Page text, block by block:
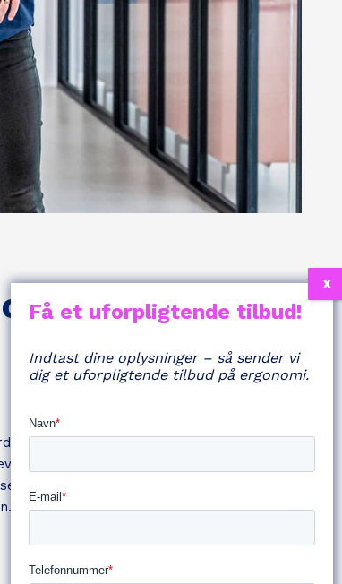
fysisk
er
Indtast dine oplysninger – så sender vi
dig et uforpligtende tilbud på ergonomi.